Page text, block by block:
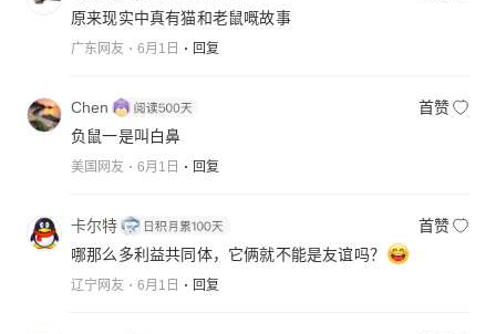
原来现实中真有猫和老鼠嘅故事
广东网友 6月1日 回复
Chen
首赞
负鼠一是叫白鼻
美国网友 6月1日 回复
卡尔特
首赞
哪那么多利益共同体，它俩就不能是友谊吗？
辽宁网友 6月1日 回复